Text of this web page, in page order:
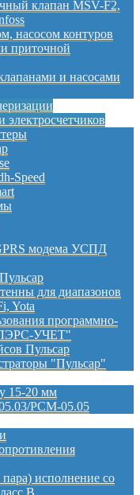
клапан MSV-F2,
насосом контуров
приточной
и насосами
электросчетчиков
Speed
модема УСПД
для диапазонов
Yota
программно-
"ЛЭРС-УЧЕТ"
Пульсар
"Пульсар"
15-20 мм
РСМ-05.05
исполнение со
B